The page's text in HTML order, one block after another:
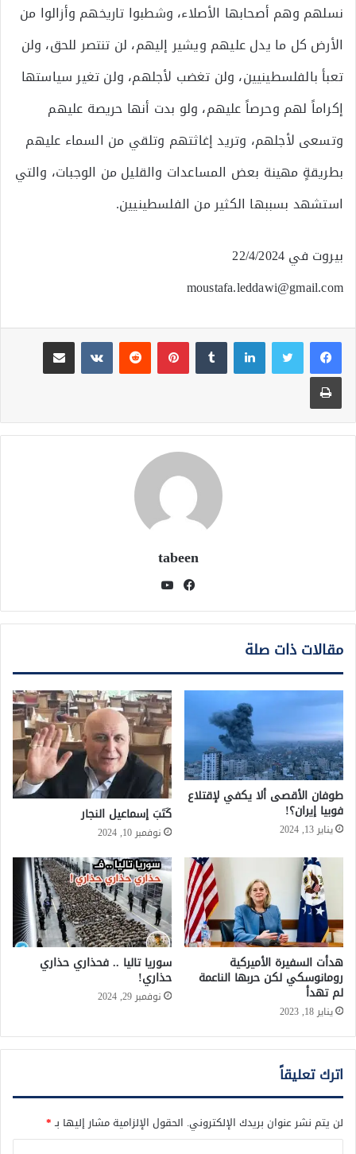
نسلهم وهم أصحابها الأصلاء، وشطبوا تاريخهم وأزالوا من
الأرض كل ما يدل عليهم ويشير إليهم، لن تنتصر للحق، ولن
تعبأ بالفلسطينيين، ولن تغضب لأجلهم، ولن تغير سياستها
إكراماً لهم وحرصاً عليهم، ولو بدت أنها حريصة عليهم
وتسعى لأجلهم، وتريد إغاثتهم وتلقي من السماء عليهم
بطريقةٍ مهينة بعض المساعدات والقليل من الوجبات، والتي
استشهد بسببها الكثير من الفلسطينيين.
بيروت في 22/4/2024
moustafa.leddawi@gmail.com
لينكدإن بينتيريست
مشاركة عبر البريد
طباعة
tabeen
فيسبوك
مقالات ذات صلة
طوفان الأقصى ألا يكفي لإقتلاع
فوبيا إيران؟!
يناير 13, 2024
كَتَبَ إسماعيل النجار
نوفمبر 10, 2024
هدأت السفيرة الأميركية
رومانوسكي لكن حربها الناعمة
لم تهدأ
يناير 18, 2023
سوريا تاليا .. فحذاري حذاري
حذاري!
نوفمبر 29, 2024
اترك تعليقاً
لن يتم نشر عنوان بريدك الإلكتروني. الحقول الإلزامية مشار إليها بـ*